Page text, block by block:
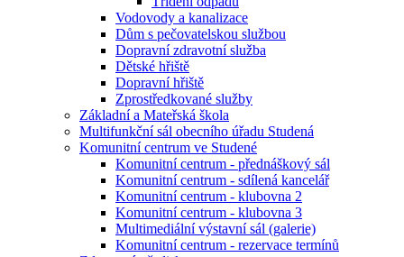
Vodovody a kanalizace
Dům s pečovatelskou službou
Dopravní zdravotní služba
Dětské hřiště
Dopravní hřiště
Zprostředkované služby
Základní a Mateřská škola
Multifunkční sál obecního úřadu Studená
Komunitní centrum ve Studené
Komunitní centrum - přednáškový sál
Komunitní centrum - sdílená kancelář
Komunitní centrum - klubovna 2
Komunitní centrum - klubovna 3
Multimediální výstavní sál (galerie)
Komunitní centrum - rezervace termínů